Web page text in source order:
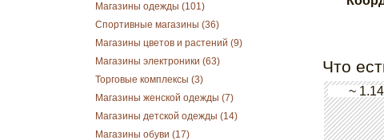
Магазины одежды (101)
Спортивные магазины (36)
Магазины цветов и растений (9)
Магазины электроники (63)
Торговые комплексы (3)
Магазины женской одежды (7)
Магазины детской одежды (14)
Магазины обуви (17)
Что
~